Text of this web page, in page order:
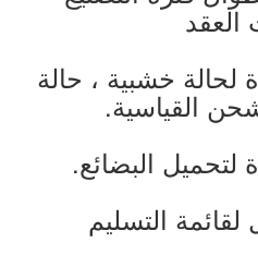
العقد
خشبية ، حالة
القياسية.
البضائع.
التسليم